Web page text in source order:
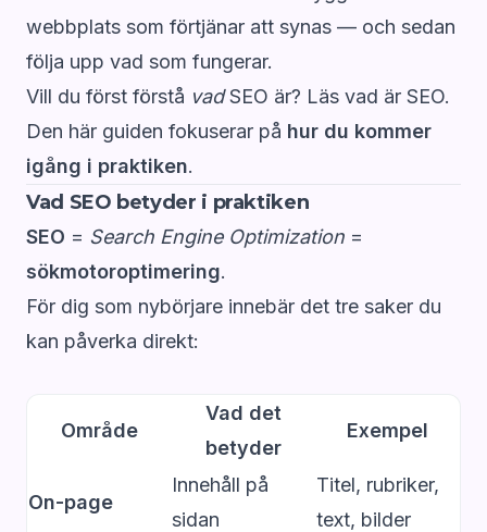
webbplats som förtjänar att synas — och sedan
följa upp vad som fungerar.
Vill du först förstå vadSEO är? Läs vad är SEO.
Den här guiden fokuserar på hur du kommer
igång i praktiken.
Vad SEO betyder i praktiken
SEO = Search Engine Optimization =
sökmotoroptimering.
För dig som nybörjare innebär det tre saker du
kan påverka direkt:
Område
Vad det
betyder
Exempel
On-page
Innehåll på
sidan
Titel, rubriker,
text, bilder